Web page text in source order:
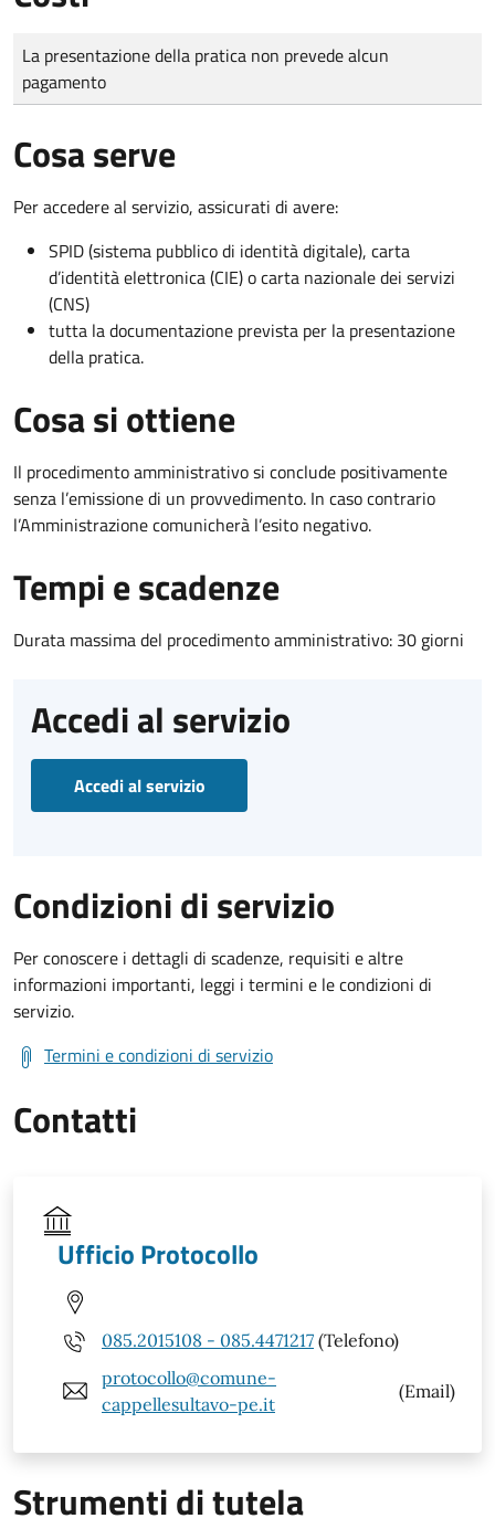
Tipo di pagamento
Importo
La presentazione della pratica non prevede alcun
pagamento
Cosa serve
Per accedere al servizio, assicurati di avere:
SPID (sistema pubblico di identità digitale), carta
d’identità elettronica (CIE) o carta nazionale dei servizi
(CNS)
tutta la documentazione prevista per la presentazione
della pratica.
Cosa si ottiene
Il procedimento amministrativo si conclude positivamente
senza l’emissione di un provvedimento. In caso contrario
l’Amministrazione comunicherà l’esito negativo.
Tempi e scadenze
Durata massima del procedimento amministrativo: 30 giorni
Accedi al servizio
Accedi al servizio
Condizioni di servizio
Per conoscere i dettagli di scadenze, requisiti e altre
informazioni importanti, leggi i termini e le condizioni di
servizio.
Termini e condizioni di servizio
Contatti
Ufficio Protocollo
085.2015108 - 085.4471217 (Telefono)
protocollo@comune-
cappellesultavo-pe.it
(Email)
Strumenti di tutela